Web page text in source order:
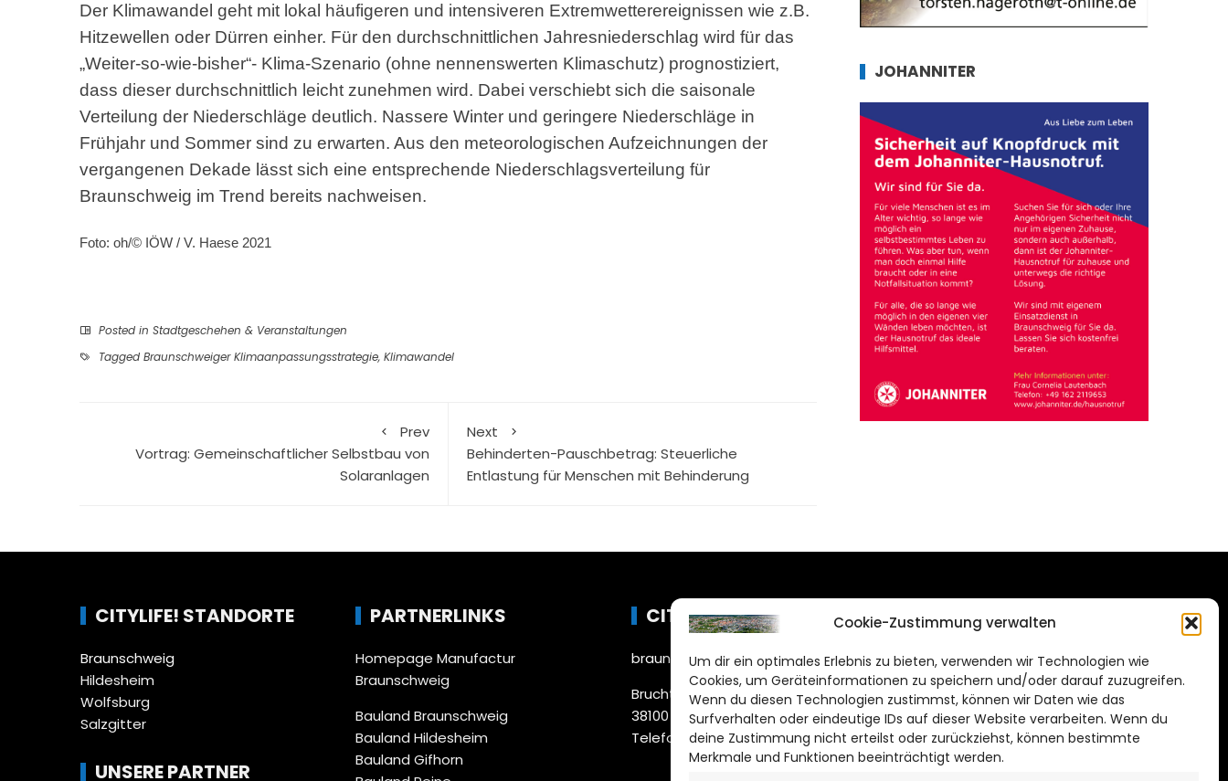
Cookie-Zustimmung verwalten
Um dir ein optimales Erlebnis zu bieten, verwenden wir Technologien wie
Cookies, um Geräteinformationen zu speichern und/oder darauf zuzugreifen.
Wenn du diesen Technologien zustimmst, können wir Daten wie das
Surfverhalten oder eindeutige IDs auf dieser Website verarbeiten. Wenn du
deine Zustimmung nicht erteilst oder zurückziehst, können bestimmte
Merkmale und Funktionen beeinträchtigt werden.
Der Klimawandel geht mit lokal häufigeren und intensiveren Extremwetterereignissen wie z.B.
Hitzewellen oder Dürren einher. Für den durchschnittlichen Jahresniederschlag wird für das
„Weiter-so-wie-bisher“- Klima-Szenario (ohne nennenswerten Klimaschutz) prognostiziert,
dass dieser durchschnittlich leicht zunehmen wird. Dabei verschiebt sich die saisonale
Verteilung der Niederschläge deutlich. Nassere Winter und geringere Niederschläge in
Frühjahr und Sommer sind zu erwarten. Aus den meteorologischen Aufzeichnungen der
vergangenen Dekade lässt sich eine entsprechende Niederschlagsverteilung für
Braunschweig im Trend bereits nachweisen.
Foto: oh/© IÖW / V. Haese 2021
Posted in Stadtgeschehen & Veranstaltungen
Tagged Braunschweiger Klimaanpassungsstrategie, Klimawandel
Prev
Vortrag: Gemeinschaftlicher Selbstbau von
Solaranlagen
Next
Behinderten-Pauschbetrag: Steuerliche
Entlastung für Menschen mit Behinderung
JOHANNITER
CITYLIFE! STANDORTE
Braunschweig
Hildesheim
Wolfsburg
Salzgitter
UNSERE PARTNER
PARTNERLINKS
Homepage Manufactur
Braunschweig
Bauland Braunschweig
Bauland Hildesheim
Bauland Gifhorn
CITYLIFE!
braunschweig@citylifemedien.de
Bruchtorwall 12
38100 Braunschweig
Telefon: 0531 387220 – 65
DAS STADTMAGAZIN
FÜR BRAUNSCHWEIG
Impressum
Datenschutzerklärung
Cookie Richtlinie
CITYLIFE! BEI FACEBOOK